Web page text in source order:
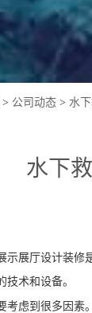
> 公司动态 > 水
水下
示展厅设计装修
技术和设备。
考虑到很多因素